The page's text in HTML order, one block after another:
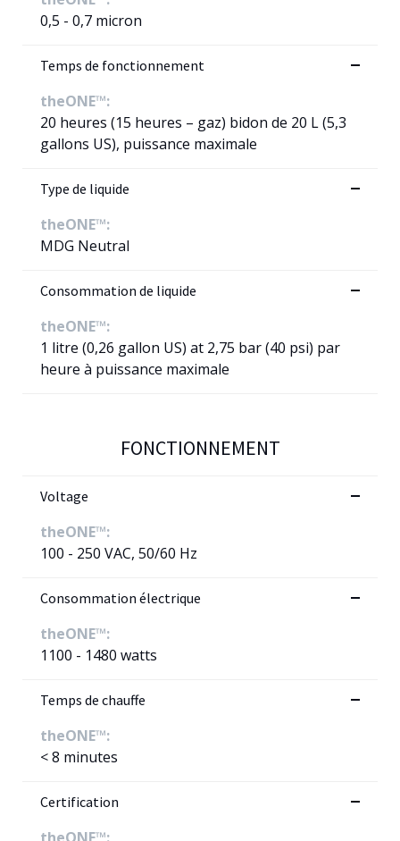
0,5 - 0,7 micron
Temps de fonctionnement
theONE™:
20 heures (15 heures – gaz) bidon de 20 L (5,3
gallons US), puissance maximale
Type de liquide
theONE™:
MDG Neutral
Consommation de liquide
theONE™:
1 litre (0,26 gallon US) at 2,75 bar (40 psi) par
heure à puissance maximale
FONCTIONNEMENT
Voltage
theONE™:
100 - 250 VAC, 50/60 Hz
Consommation électrique
theONE™:
1100 - 1480 watts
Temps de chauffe
theONE™:
< 8 minutes
Certification
theONE™: